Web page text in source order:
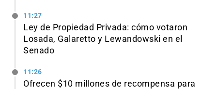
11:27
Ley de Propiedad Privada: cómo votaron
Losada, Galaretto y Lewandowski en el
Senado
11:26
Ofrecen $10 millones de recompensa para